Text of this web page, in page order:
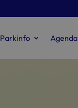
Parkinfo Agenda